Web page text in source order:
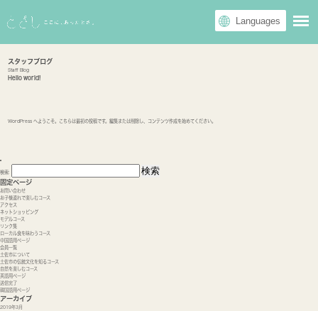
スタッフブログ
Staff Blog
Hello world!
WordPress へようこそ。こちらは最初の投稿です。編集または削除し、コンテンツ作成を始めてください。
検索:
固定ページ
お問い合わせ
お子様連れで楽しむコース
アクセス
ネットショッピング
モデルコース
リンク集
ローカル食を味わうコース
中国語用ページ
会員一覧
土佐市について
土佐市の伝統文化を知るコース
自然を楽しむコース
英語用ページ
送信完了
韓国語用ページ
アーカイブ
2019年3月